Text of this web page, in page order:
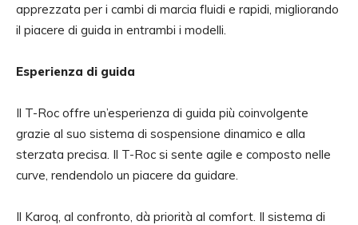
apprezzata per i cambi di marcia fluidi e rapidi, migliorando
il piacere di guida in entrambi i modelli.
Esperienza di guida
Il T-Roc offre un’esperienza di guida più coinvolgente
grazie al suo sistema di sospensione dinamico e alla
sterzata precisa. Il T-Roc si sente agile e composto nelle
curve, rendendolo un piacere da guidare.
Il Karoq, al confronto, dà priorità al comfort. Il sistema di